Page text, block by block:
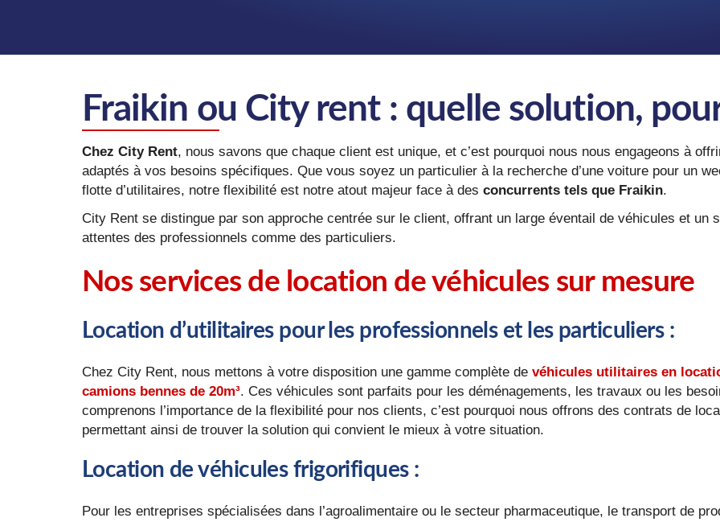
Fraikin ou City rent : quelle solution,
Chez City Rent, nous savons que chaque client est unique, et c’est pourquoi nous nous engageons à
adaptés à vos besoins spécifiques. Que vous soyez un particulier à la recherche d’une voiture pour un
flotte d’utilitaires, notre flexibilité est notre atout majeur face à des concurrents tels que Fraikin.
City Rent se distingue par son approche centrée sur le client, offrant un large éventail de véhicules et un
attentes des professionnels comme des particuliers.
Nos services de location de véhicules sur mesure
Location d’utilitaires pour les professionnels et les particuliers:
Chez City Rent, nous mettons à votre disposition une gamme complète de véhicules utilitaires en
camions bennes de 20m³. Ces véhicules sont parfaits pour les déménagements, les travaux ou les
comprenons l’importance de la flexibilité pour nos clients, c’est pourquoi nous offrons des contrats de
permettant ainsi de trouver la solution qui convient le mieux à votre situation.
Location de véhicules frigorifiques:
Pour les entreprises spécialisées dans l’agroalimentaire ou le secteur pharmaceutique, le transport de